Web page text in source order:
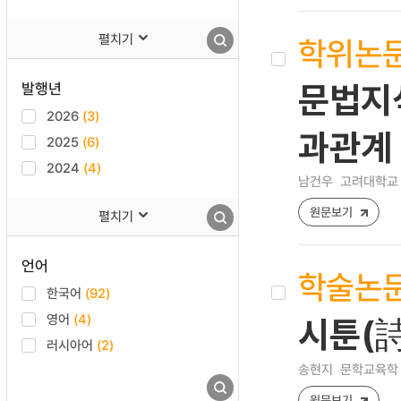
펼치기
발행년
2026 (3)
2025 (6)
2024 (4)
펼치기
언어
한국어 (92)
영어 (4)
러시아어 (2)
학위논
문법
과관
남건우 고려대학
원문보기
학술논
시툰(
송현지 문학교육